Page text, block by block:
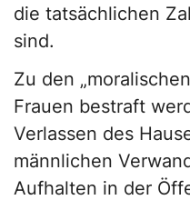
die tatsächlichen
sind.
Zu den
Frauen bestraft
Verlassen des
männlichen
Aufhalten in der